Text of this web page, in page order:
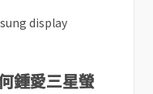
鍾愛三星螢